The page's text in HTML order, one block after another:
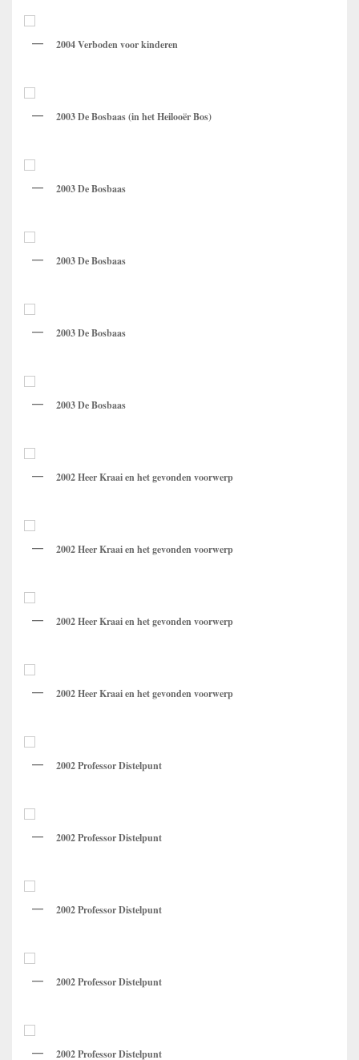
2004 Verboden voor kinderen
2003 De Bosbaas (in het Heilooër Bos)
2003 De Bosbaas
2003 De Bosbaas
2003 De Bosbaas
2003 De Bosbaas
2002Heer Kraai en het gevonden voorwerp
2002 Heer Kraai en het gevonden voorwerp
2002Heer Kraai en het gevonden voorwerp
2002 Heer Kraai en het gevonden voorwerp
2002 Professor Distelpunt
2002 Professor Distelpunt
2002 Professor Distelpunt
2002 Professor Distelpunt
2002 Professor Distelpunt